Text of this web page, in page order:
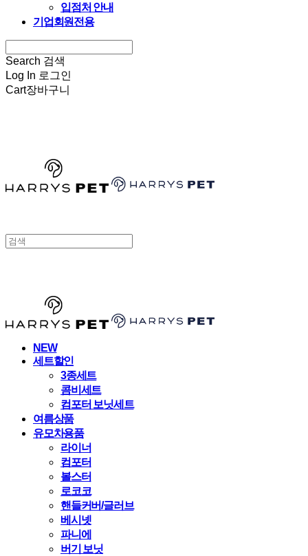
입점처 안내
기업회원전용
Search 검색
Log In 로그인
Cart장바구니
NEW
세트할인
3종세트
콤비세트
컴포터 보닛세트
여름상품
유모차용품
라이너
컴포터
볼스터
로코코
핸들커버/글러브
베시넷
파니에
버기 보닛